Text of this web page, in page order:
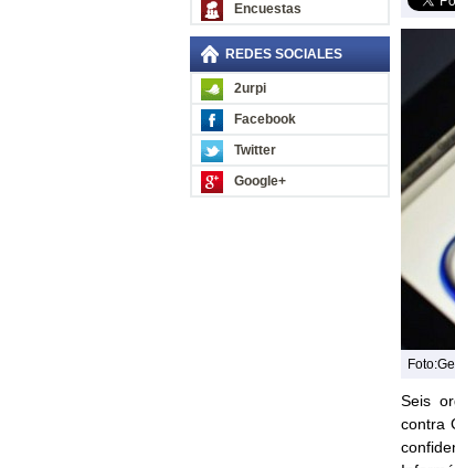
Encuestas
REDES SOCIALES
2urpi
Facebook
Twitter
Google+
Seis
contra